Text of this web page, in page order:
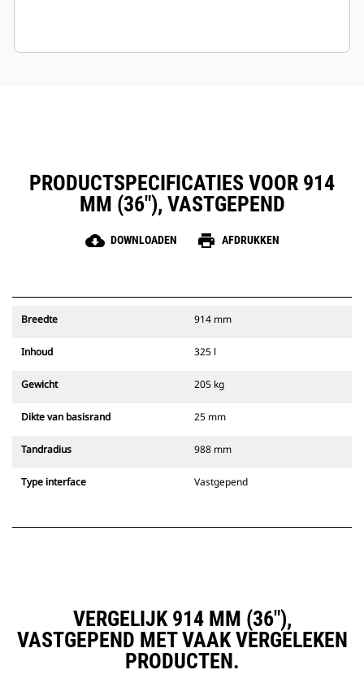
PRODUCTSPECIFICATIES VOOR 914
MM (36"), VASTGEPEND
cloud_download DOWNLOADEN print AFDRUKKEN
Breedte 914 mm
Inhoud 325 l
Gewicht 205 kg
Dikte van basisrand 25 mm
Tandradius 988 mm
Type interface Vastgepend
VERGELIJK 914 MM (36"),
VASTGEPEND MET VAAK VERGELEKEN
PRODUCTEN.